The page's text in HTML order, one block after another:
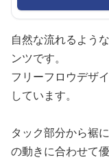
自然な流れるよう
ンツです。
フリーフロウデザ
しています。
タック部分から裾
の動きに合わせて